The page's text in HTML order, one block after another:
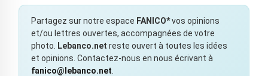
Partagez sur notre espace FANICO*vos opinions
et/ou lettres ouvertes, accompagnées de votre
photo.
Lebanco.net reste ouvert à toutes les idées
et opinions. Contactez-nous en nous écrivant à
fanico@lebanco.net